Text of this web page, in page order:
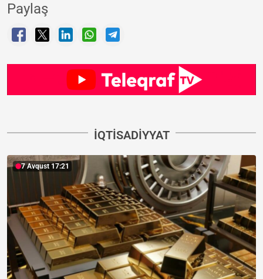
Paylaş
İQTISADIYYAT
7 Avqust 17:21